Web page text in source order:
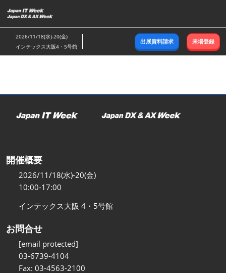
キ
ッ
し
む
2026/11/18(水)-20(金)
インテックス大阪4・5号館
出展資料請求 来場登録
開催概要
2026/11/18(水)-20(金)
10:00-17:00
インテックス大阪 4・5号館
お問合せ
[email protected]
03-6739-4104
Fax: 03-4563-2100